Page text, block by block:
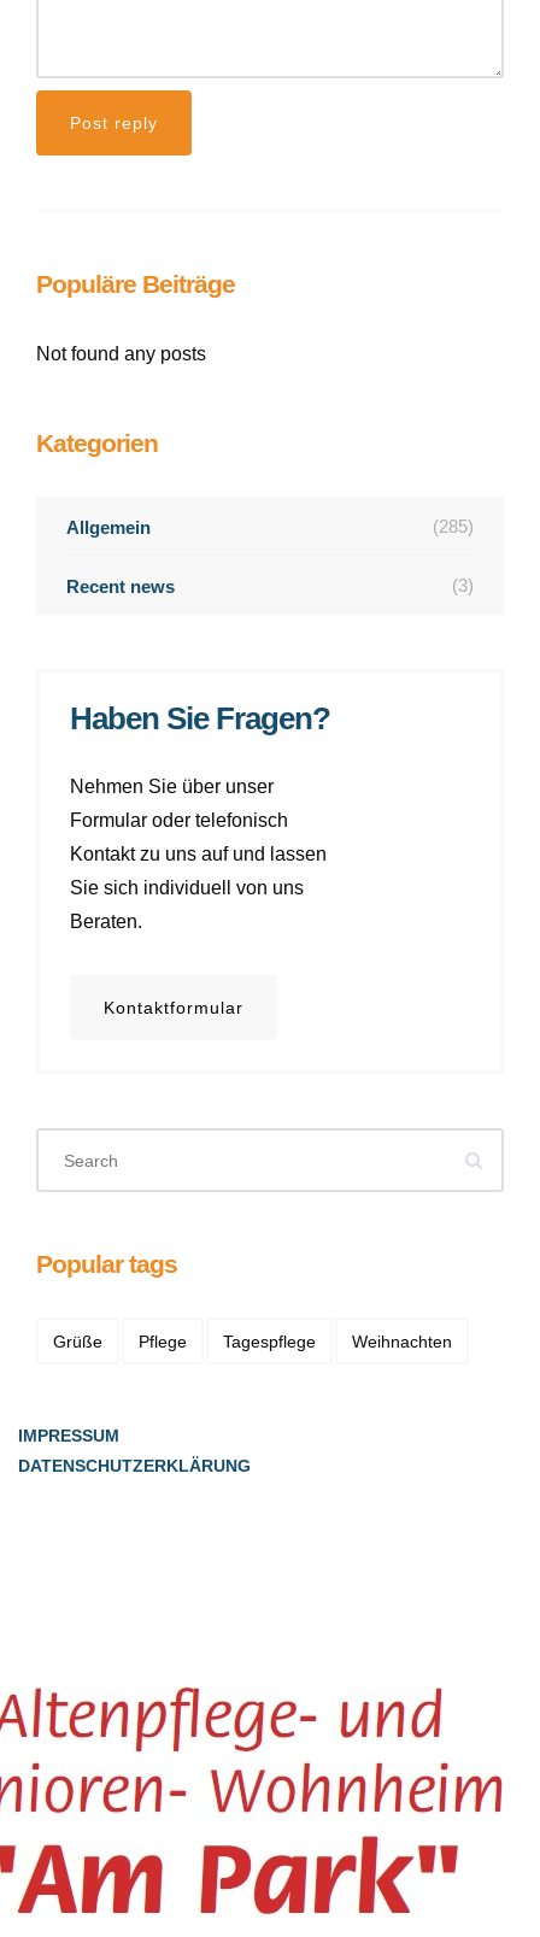
Populäre Beiträge
Not found any posts
Kategorien
Allgemein (285)
Recent news (3)
Haben Sie Fragen?
Nehmen Sie über unser
Formular oder telefonisch
Kontakt zu uns auf und lassen
Sie sich individuell von uns
Beraten.
Kontaktformular
Popular tags
Grüße Pflege Tagespflege Weihnachten
IMPRESSUM
DATENSCHUTZERKLÄRUNG